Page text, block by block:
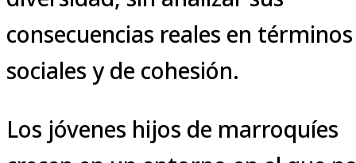
consecuencias reales en términos
sociales y de cohesión.
Los jóvenes hijos de marroquíes